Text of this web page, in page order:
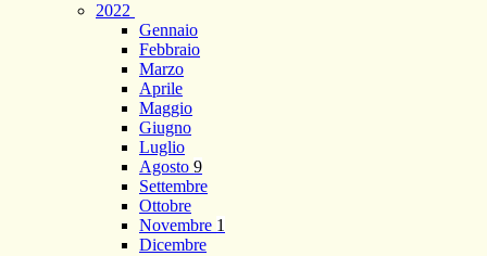
2022
Gennaio
Febbraio
Marzo
Aprile
Maggio
Giugno
Luglio
Agosto 9
Settembre
Ottobre
Novembre 1
Dicembre